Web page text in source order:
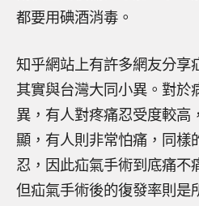
都要用碘酒消毒。
知乎網站上有許多網友分享
其實與台灣大同小異。對於
異，有人對疼痛忍受度較高
顯，有人則非常怕痛，同樣
忍，因此疝氣手術到底痛不
但疝氣手術後的復發率則是